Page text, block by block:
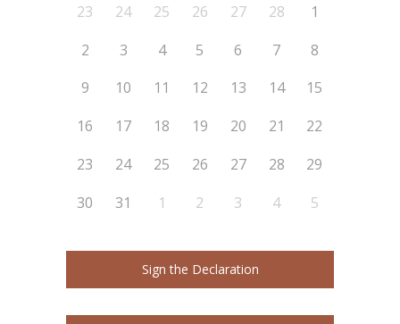
23 24 25 26 27 28
1
2
3 4 5 6 7
8
9
10 11 12 13 14
15
16
17 18 19 20 21
22
23
24 25 26 27 28
29
30
31 1 2 3 4 5
Sign the Declaration